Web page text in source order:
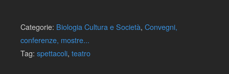
quantomeno singolare. In
base ad una legge appena
approvata, nel Tennessee
e' illegale insegnare nelle
Categorie: Biologia Cultura e Società, Convegni,
conferenze, mostre...
Tag: spettacoli, teatro